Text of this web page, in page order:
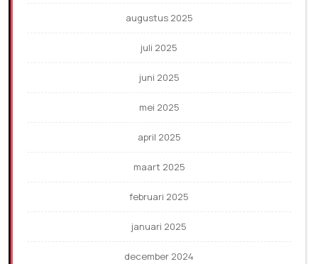
augustus 2025
juli 2025
juni 2025
mei 2025
april 2025
maart 2025
februari 2025
januari 2025
december 2024